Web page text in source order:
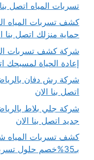
تسربات المياه اتصل
حماية منزلك اتصل بنا
إعادة الحياة لمسبحك
اتصل بنا الان
جديد اتصل بنا الان
كشف تسربات المياه
بـ35%خصم حلول تسربات المياه اتصل بنا الان